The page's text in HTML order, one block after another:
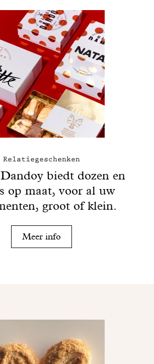
Relatiegeschenken
biedt dozen en
op maat, voor al uw
groot of klein.
Meer info